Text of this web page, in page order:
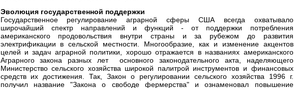
Эволюция государственной поддержки
Государственное регулирование аграрной сферы США всегда охватывало
широчайший спектр направлений и функций - от поддержки потребления
американского продовольствия внутри страны и за рубежом до развития
электрификации в сельской местности. Многообразие, как и изменение акцентов
целей и задач аграрной политики, хорошо отражается в названиях американского
Аграрного закона разных лет основного законодательного акта, наделяющего
Министерство сельского хозяйства широкой палитрой инструментов и финансовых
средств их достижения. Так, Закон о регулировании сельского хозяйства 1996 г.
получил название "Закона о свободе фермерства" и ознаменовал повышение